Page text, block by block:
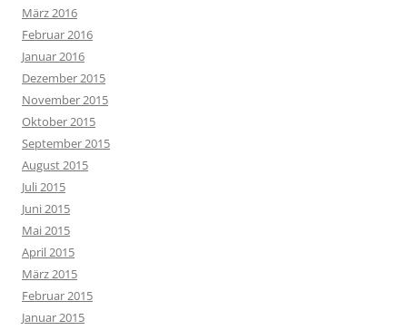
März 2016
Februar 2016
Januar 2016
Dezember 2015
November 2015
Oktober 2015
September 2015
August 2015
Juli 2015
Juni 2015
Mai 2015
April 2015
März 2015
Februar 2015
Januar 2015